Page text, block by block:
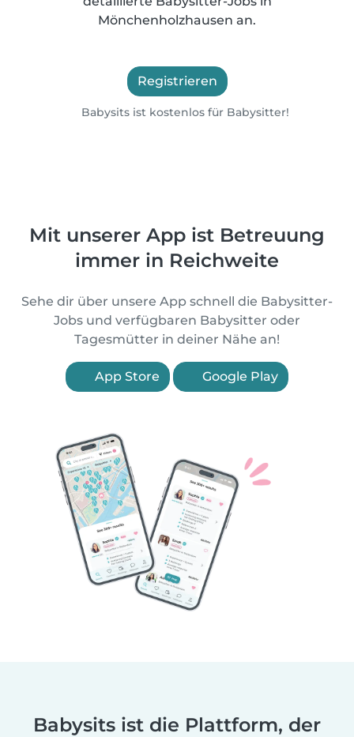
Mönchenholzhausen an.
Registrieren
Babysits ist kostenlos für Babysitter!
Mit unserer App ist Betreuung
immer in Reichweite
Sehe dir über unsere App schnell die Babysitter-
Jobs und verfügbaren Babysitter oder
Tagesmütter in deiner Nähe an!
App Store Google Play
Babysits ist die Plattform, der